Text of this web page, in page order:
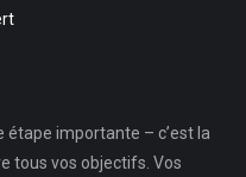
étape importante – c’est la
tous vos objectifs. Vos